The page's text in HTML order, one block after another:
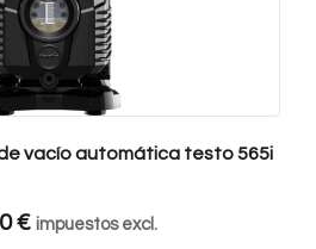
vacío automática testo 565i
€ impuestos excl.